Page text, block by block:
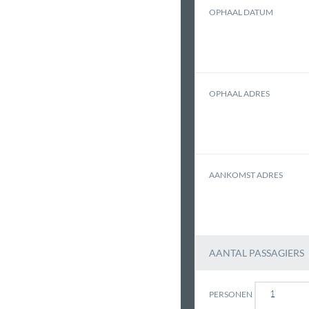
OPHAAL DATUM
OPHAAL ADRES
AANKOMST ADRES
AANTAL PASSAGIERS
PERSONEN